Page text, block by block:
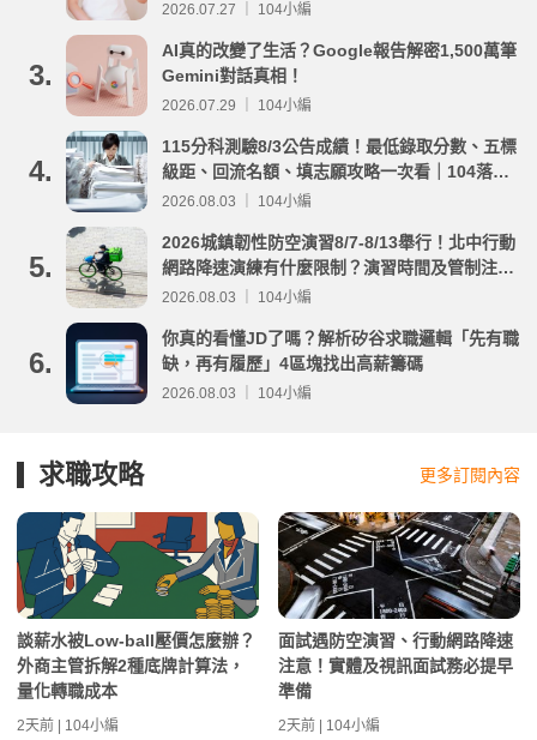
2026.07.27 ｜ 104小編
3.
AI真的改變了生活？Google報告解密1,500萬筆
Gemini對話真相！
2026.07.29 ｜ 104小編
4.
115分科測驗8/3公告成績！最低錄取分數、五標
級距、回流名額、填志願攻略一次看｜104落點
分析
2026.08.03 ｜ 104小編
5.
2026城鎮韌性防空演習8/7-8/13舉行！北中行動
網路降速演練有什麼限制？演習時間及管制注意
事項整理
2026.08.03 ｜ 104小編
6.
你真的看懂JD了嗎？解析矽谷求職邏輯「先有職
缺，再有履歷」4區塊找出高薪籌碼
2026.08.03 ｜ 104小編
求職攻略 更多訂閱內容
談薪水被Low-ball壓價怎麼辦？
外商主管拆解2種底牌計算法，
量化轉職成本
2天前 | 104小編
面試遇防空演習、行動網路降速
注意！實體及視訊面試務必提早
準備
2天前 | 104小編